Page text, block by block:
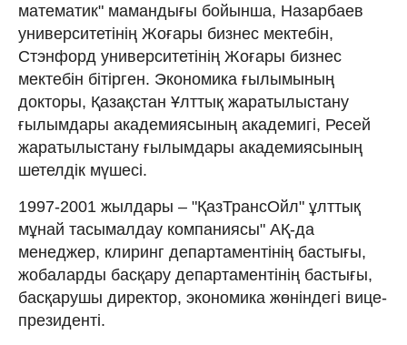
математик" мамандығы бойынша, Назарбаев
университетінің Жоғары бизнес мектебін,
Стэнфорд университетінің Жоғары бизнес
мектебін бітірген. Экономика ғылымының
докторы, Қазақстан Ұлттық жаратылыстану
ғылымдары академиясының академигі, Ресей
жаратылыстану ғылымдары академиясының
шетелдік мүшесі.
1997-2001 жылдары – "ҚазТрансОйл" ұлттық
мұнай тасымалдау компаниясы" АҚ-да
менеджер, клиринг департаментінің бастығы,
жобаларды басқару департаментінің бастығы,
басқарушы директор, экономика жөніндегі вице-
президенті.